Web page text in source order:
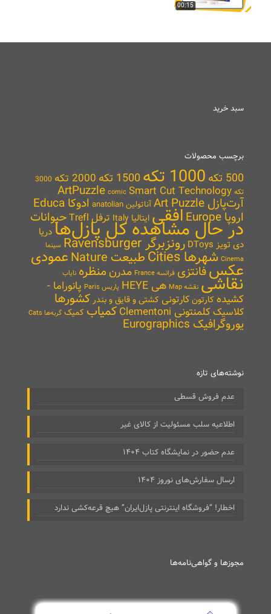
00:15
سبد خرید
برچسب محصولات
500 تکه 1000 تکه 1500 تکه 2000 تکه
3000
تکه
ArtPuzzle comic Smart Cut Technology
آرت‌پازل Art Puzzle آناتولین anatolian ادوکا Educa
اروپا Europe افقی ایتالیا Italy ترفل Trefl حیواناتدر حال مشاهده کل پازل‌هادریا
دی تویز DToys
رونزبرگر Ravensburger
سینما
Cinema شهرها Cities طبیعت Nature عمودی
عکسفانتزی فرانسه France مدرنمنظره نایاب نقاشی نقشه Map هی HEYE پاریس Paris
پانوراما -
کشیده کارتونکارتونی کشتی و قایق و بندر کشورها
کلاسیککلمنتونی Clementoni کمیاب کمیک گربه‌ها Cats
یوروگرافیک Eurographics
نوشته‌های تازه
عدم فروش قسطی
اطلاعیه سلب مسئولیت از کالای غیر
عدم حضور در نمایشگاه کتاب ۱۴۰۴
ارسال سفارش‌های نوروز ۱۴۰۴
اخطار! “فروشگاه اینترنتی پازل‌ایران” هیچ قرعه‌کشی ندارد
مجوزها و گواهی‌نامه‌ها